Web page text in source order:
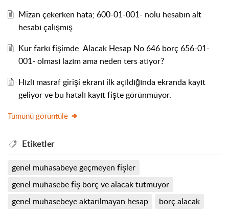
Mizan çekerken hata; 600-01-001- nolu hesabın alt
hesabı çalışmış
Kur farkı fişimde Alacak Hesap No 646 borç 656-01-
001- olması lazım ama neden ters atıyor?
Hızlı masraf girişi ekranı ilk açıldığında ekranda kayıt
geliyor ve bu hatalı kayıt fişte görünmüyor.
Tümünü görüntüle
Etiketler
genel muhasabeye geçmeyen fişler
genel muhasebe fiş borç ve alacak tutmuyor
genel muhasebeye aktarılmayan hesap
borç alacak